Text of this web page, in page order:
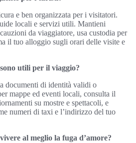
e ben organizzata per i visitatori.
locali e servizi utili. Mantieni
da viaggiatore, usa custodia per
il tuo alloggio sugli orari delle visite e
utili per il viaggio?
documenti di identità validi o
mappe ed eventi locali, consulta il
su mostre e spettacoli, e
numeri di taxi e l’indirizzo del tuo
al meglio la fuga d’amore?